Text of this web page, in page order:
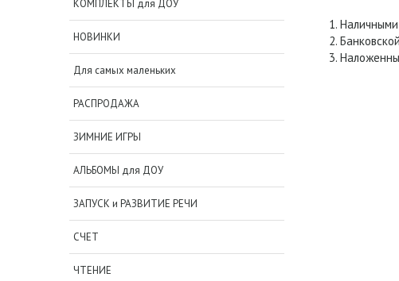
КОМПЛЕКТЫ для ДОУ
НОВИНКИ
Для самых маленьких
РАСПРОДАЖА
ЗИМНИЕ ИГРЫ
АЛЬБОМЫ для ДОУ
ЗАПУСК и РАЗВИТИЕ РЕЧИ
СЧЕТ
ЧТЕНИЕ